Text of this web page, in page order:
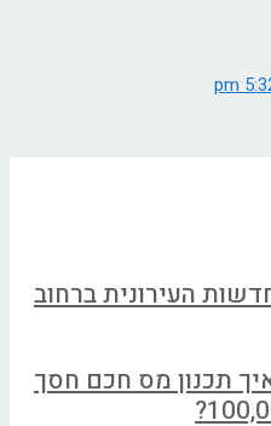
העירונית ברחוב
תכנון מס חכם חסך